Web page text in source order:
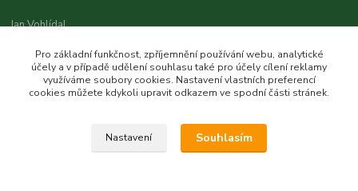
Jan Vohlídal
8,00 - 20,00
objednavky@esme-eshop.cz
Pro základní funkčnost, zpříjemnění používání webu, analytické
účely a v případě udělení souhlasu také pro účely cílení reklamy
využíváme soubory cookies. Nastavení vlastních preferencí
cookies můžete kdykoli upravit odkazem ve spodní části stránek.
Nastavení Souhlasím